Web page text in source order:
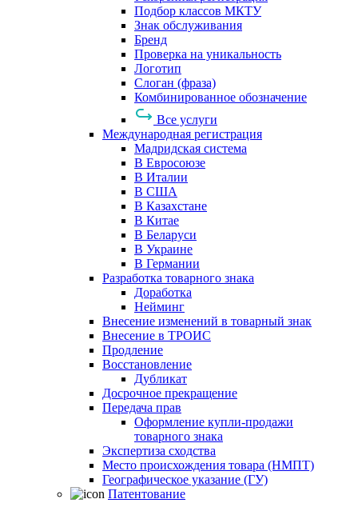
Подбор классов МКТУ
Знак обслуживания
Бренд
Проверка на уникальность
Логотип
Слоган (фраза)
Комбинированное обозначение
Все услуги
Международная регистрация
Мадридская система
В Евросоюзе
В Италии
В США
В Казахстане
В Китае
В Беларуси
В Украине
В Германии
Разработка товарного знака
Доработка
Нейминг
Внесение изменений в товарный знак
Внесение в ТРОИС
Продление
Восстановление
Дубликат
Досрочное прекращение
Передача прав
Оформление купли-продажи
товарного знака
Экспертиза сходства
Место происхождения товара (НМПТ)
Географическое указание (ГУ)
Патентование